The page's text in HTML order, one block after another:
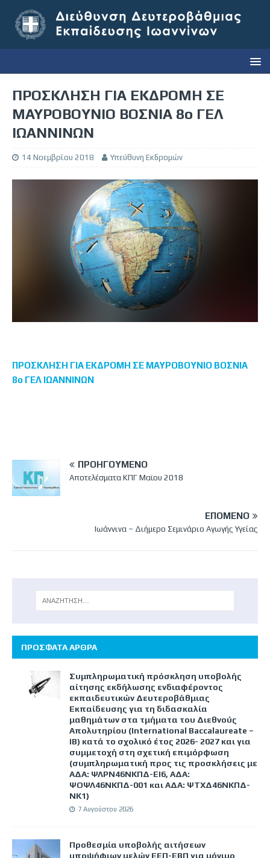
ΠΡΟΣΚΛΗΣΗ ΓΙΑ ΕΚΔΡΟΜΗ ΣΕ
ΜΑΥΡΟΒΟΥΝΙΟ ΒΟΣΝΙΑ 8ο ΓΕΛ
ΙΩΑΝΝΙΝΩΝ
14 Νοεμβρίου 2018 Υπεύθυνη Εκδρομών
ΠΡΟΣΚΛΗΣΗ ΓΙΑ ΕΚΔΡΟΜΗ ΣΕ ΜΑΥΡΟΒΟΥΝΙΟ ΒΟΣΝΙΑ
8ο ΓΕΛ ΙΩΑΝΝΙΝΩΝ
ΠΡΟΗΓΟΎΜΕΝΟ
Αποτελέσματα ΚΠΓ Μαϊου 2018
ΕΠΌΜΕΝΟ
Ιωάννινα – Διήμερο Σεμινάριο Αγωγής Υγείας
ΠΡΟΣΦΑΤΑ ΑΡΘΡΑ
Συμπληρωματική πρόσκληση υποβολής
αίτησης εκδήλωσης ενδιαφέροντος
εκπαιδευτικών Δευτεροβάθμιας
Εκπαίδευσης για τη διδασκαλία
μαθημάτων στα τμήματα του Διεθνούς
Απολυτηρίου (International Baccalaureate –
IB) κατά το σχολικό έτος 2026- 2027 και για
συμμετοχή στη σχετική επιμόρφωση
(συμπληρωματική προς τις προσκλήσεις με
ΑΔΑ: ΨΛΡΝ46ΝΚΠΔ-ΕΙ6, ΑΔΑ:
ΨΟΨΛ46ΝΚΠΔ-001 και ΑΔΑ: ΨΤΧΔ46ΝΚΠΔ-
ΝΚ1)
7 Αυγούστου 2026
Προθεσμία υποβολής αιτήσεων
υποψήφιων μελών ΕΕΠ-ΕΒΠ για μόνιμο